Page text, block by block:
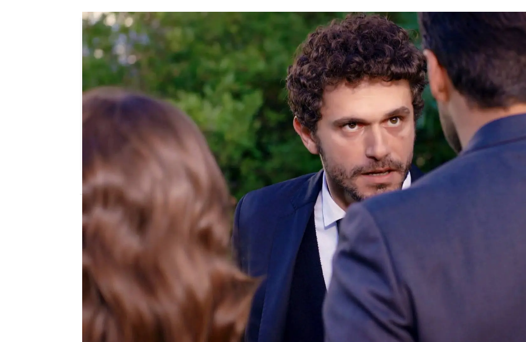
Nova
Publicado:01 de julio de 2024, 23:02
Gülru y Mert se conocen desde hace tiempo y ambos
mantienen una relación que en el caso de él es mucho más
estrecha. Mert está profundamente enamorado de ella, pero es
una persona con muchas inseguridades que además se ha
creado en un entorno tóxico donde su padre es el peor de los
ejemplos. El hecho de que Gülru haya estudiado una carrera y